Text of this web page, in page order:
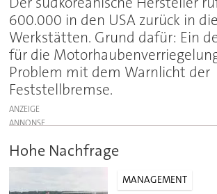
600.000 in den USA zurück in die
Werkstätten. Grund dafür: Ein
für die
Problem mit dem Warnlicht der
Feststellbremse.
ANZEIGE
Hohe Nachfrage
MANAGEMENT